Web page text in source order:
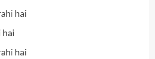
hai
hai
hai